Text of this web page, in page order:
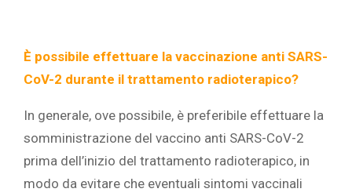
È possibile effettuare la vaccinazione anti SARS-
CoV-2 durante il trattamento radioterapico?
In generale, ove possibile, è preferibile effettuare la
somministrazione del vaccino anti SARS-CoV-2
prima dell’inizio del trattamento radioterapico, in
modo da evitare che eventuali sintomi vaccinali